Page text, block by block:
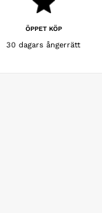
ÖPPET KÖP
30 dagars ångerrätt